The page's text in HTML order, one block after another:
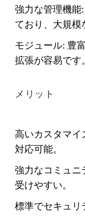
強力な管理機能
ており、大規模
モジュール: 豊
拡張が容易です
メリット
高いカスタマイ
対応可能。
強力なコミュニ
受けやすい。
標準でセキュリ